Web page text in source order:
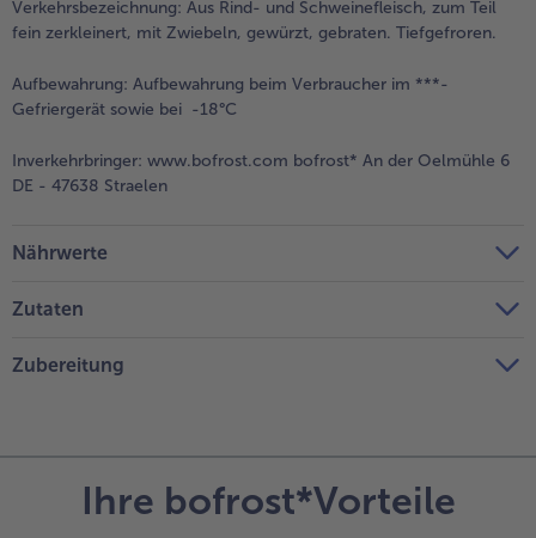
Verkehrsbezeichnung: Aus Rind- und Schweinefleisch, zum Teil
fein zerkleinert, mit Zwiebeln, gewürzt, gebraten. Tiefgefroren.
Aufbewahrung: Aufbewahrung beim Verbraucher im ***-
Gefriergerät sowie bei -18°C
Inverkehrbringer: www.bofrost.com bofrost* An der Oelmühle 6
DE - 47638 Straelen
Nährwerte
Zutaten
Zubereitung
Ihre bofrost*Vorteile